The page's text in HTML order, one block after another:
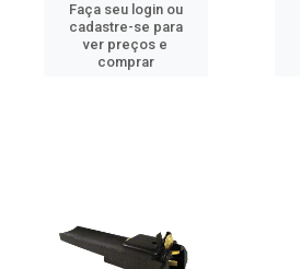
Faça seu login ou
cadastre-se para
ver preços e
comprar